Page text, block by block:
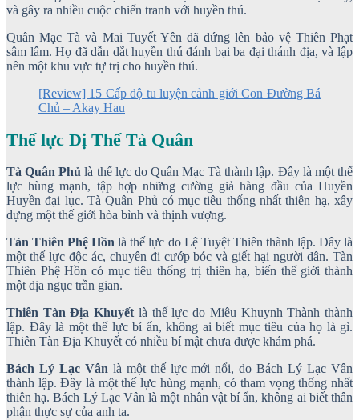
và gây ra nhiều cuộc chiến tranh với huyền thú.
Quân Mạc Tà và Mai Tuyết Yên đã đứng lên bảo vệ Thiên Phạt
sâm lâm. Họ đã dẫn dắt huyền thú đánh bại ba đại thánh địa, và lập
nên một khu vực tự trị cho huyền thú.
[Review] 15 Cấp độ tu luyện cảnh giới Con Đường Bá
Chủ – Akay Hau
Thế lực Dị Thế Tà Quân
Tà Quân Phủ là thế lực do Quân Mạc Tà thành lập. Đây là một thế
lực hùng mạnh, tập hợp những cường giả hàng đầu của Huyền
Huyền đại lục. Tà Quân Phủ có mục tiêu thống nhất thiên hạ, xây
dựng một thế giới hòa bình và thịnh vượng.
Tàn Thiên Phệ Hồn là thế lực do Lệ Tuyệt Thiên thành lập. Đây là
một thế lực độc ác, chuyên đi cướp bóc và giết hại người dân. Tàn
Thiên Phệ Hồn có mục tiêu thống trị thiên hạ, biến thế giới thành
một địa ngục trần gian.
Thiên Tàn Địa Khuyết là thế lực do Miêu Khuynh Thành thành
lập. Đây là một thế lực bí ẩn, không ai biết mục tiêu của họ là gì.
Thiên Tàn Địa Khuyết có nhiều bí mật chưa được khám phá.
Bách Lý Lạc Vân là một thế lực mới nổi, do Bách Lý Lạc Vân
thành lập. Đây là một thế lực hùng mạnh, có tham vọng thống nhất
thiên hạ. Bách Lý Lạc Vân là một nhân vật bí ẩn, không ai biết thân
phận thực sự của anh ta.